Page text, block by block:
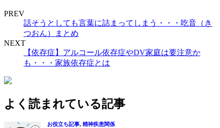
PREV
話そうとしても言葉に詰まってしまう・・・吃音（き
つおん）まとめ
NEXT
【依存症】アルコール依存症やDV家庭は要注意か
も・・・家族依存症とは
よく読まれている記事
お役立ち記事, 精神疾患関係